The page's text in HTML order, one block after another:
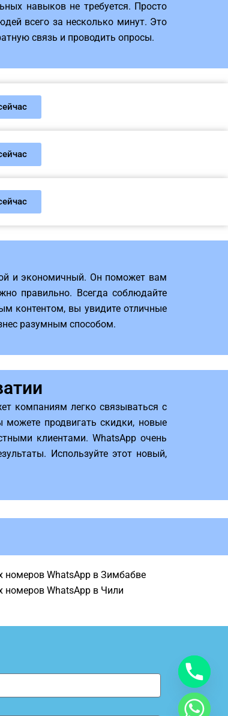
навыков не требуется. Просто
всего за несколько минут. Это
связь и проводить опросы.
и экономичный. Он поможет вам
правильно. Всегда соблюдайте
контентом, вы увидите отличные
разумным способом.
компаниям легко связываться с
продвигать скидки, новые
клиентами. WhatsApp очень
Используйте этот новый,
номеров WhatsApp в Зимбабве
номеров WhatsApp в Чили